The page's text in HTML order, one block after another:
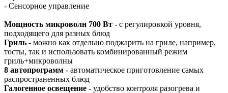
- Сенсорное управление
Мощность микроволн 700 Вт - с регулировкой уровня,
подходящего для разных блюд
Гриль - можно как отдельно поджарить на гриле, например,
тосты, так и использовать комбинированный режим
гриль+микроволны
8 автопрограмм - автоматическое приготовление самых
распространенных блюд
Галогенное освещение - удобство контроля разогрева и